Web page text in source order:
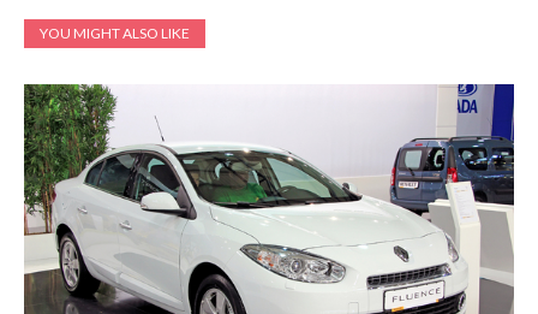
YOU MIGHT ALSO LIKE